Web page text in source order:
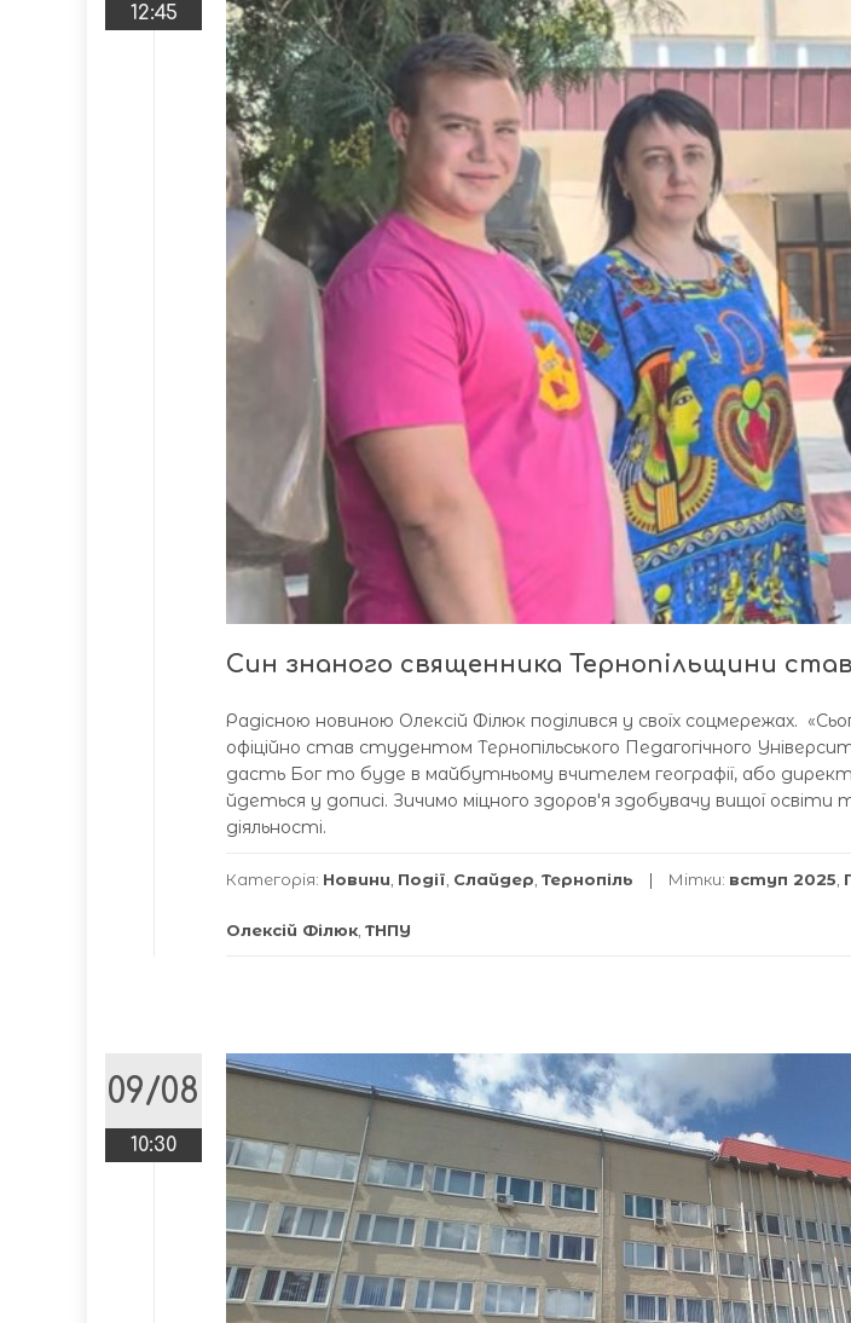
12:45
Син знаного священника Тернопільщини
Радісною новиною Олексій Філюк поділився у своїх соцмережах.
офіційно став студентом Тернопільського Педагогічного
дасть Бог то буде в майбутньому вчителем географії, або
йдеться у дописі. Зичимо міцного здоровʼя здобувачу вищої освіти
діяльності.
Категорія: Новини Події Слайдер Тернопіль Мітки: вступ 2025
Олексій Філюк ТНПУ
09/08
10:30